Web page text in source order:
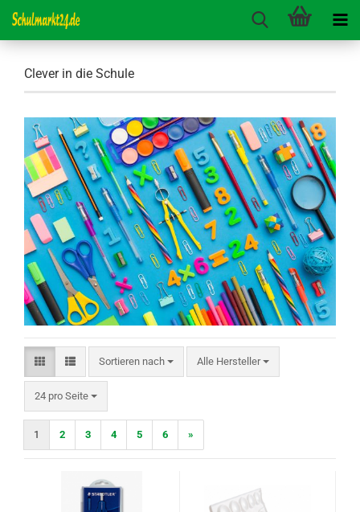
Clever in die Schule
Sortieren nach
Sortieren nach Alle Hersteller
24 pro Seite
pro Seite
1 2 3 4 5 6 »